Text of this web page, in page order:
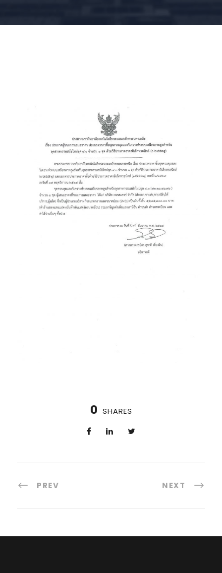
0 SHARES
PREV NEXT